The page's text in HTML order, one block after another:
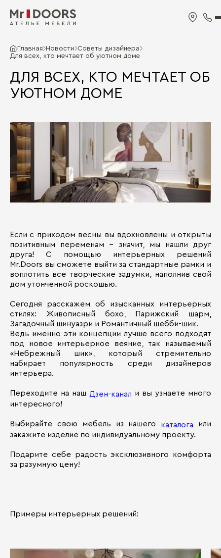
Главная Новости Советы дизайнера
Для всех, кто мечтает об уютном доме
ДЛЯ ВСЕХ, КТО МЕЧТАЕТ ОБ
УЮТНОМ ДОМЕ
Если с приходом весны вы вдохновлены и открыты
позитивным переменам – значит, мы нашли друг
друга! С помощью интерьерных решений
Mr.Doors вы сможете выйти за стандартные рамки и
воплотить все творческие задумки, наполнив свой
дом утонченной роскошью.
Сегодня расскажем об изысканных интерьерных
стилях: Живописный бохо, Парижский шарм,
Загадочный шинуазри и Романтичный шебби-шик.
Ведь именно эти концепции лучше всего подходят
под новое интерьерное веяние, так называемый
«Небрежный шик», который стремительно
набирает популярность среди дизайнеров
интерьера.
Переходите на наш Дзен-канал и вы узнаете много
интересного!
Выбирайте свою мебель из нашего каталога или
закажите изделие по индивидуальному проекту.
Подарите себе радость эксклюзивного комфорта
за разумную цену!
Примеры интерьерных решений: